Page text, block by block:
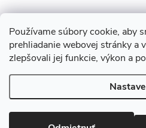
Používame súbory cookie, aby
prehliadanie webovej stránky a
zlepšovali jej funkcie, výkon a
i
e
p
v
Z
á
p
Showroom Turbínova 11
3D Vizualizácia zdarma
Copyright 2026Baueria. Všetky